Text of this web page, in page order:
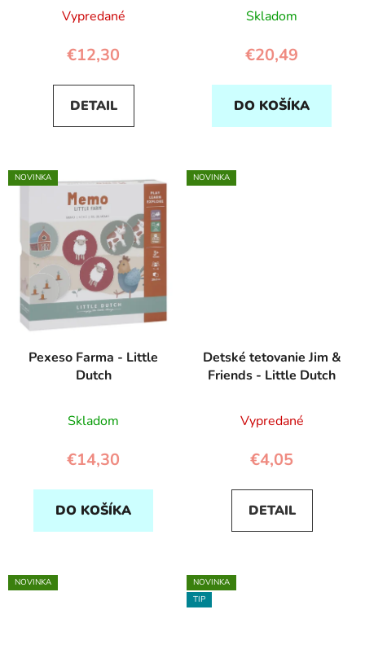
Vypredané
€12,30
DETAIL
Skladom
€20,49
DO KOŠÍKA
NOVINKA
Pexeso Farma - Little
Dutch
Skladom
€14,30
DO KOŠÍKA
NOVINKA
Detské tetovanie Jim &
Friends - Little Dutch
Vypredané
€4,05
DETAIL
NOVINKA
NOVINKA
TIP